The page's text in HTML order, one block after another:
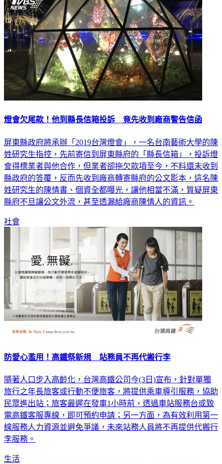
燈會欠尾款！他到縣長信箱投訴 竟先收到廠商警告信函
屏東縣政府將承辦「2019台灣燈會」，一名台南藝術大學的陳
姓研究生指控，先前寄信到屏東縣府的「縣長信箱」，投訴燈
會得標業者與他合作，但業者卻拖欠款項至今，不料還未收到
縣政府的答覆，反而先收到廠商轉寄縣府的公文影本，這名陳
姓研究生的陳情書、個資全都曝光，讓他相當不滿，質疑屏東
縣府不旦讓公文外流，甚至透漏給廠商陳情人的資訊。
社會
防愛心濫用！高鐵祭新規 站務員不再代搬行李
隨著人口步入高齡化，台灣高鐵公司今(3日)宣布，針對單獨
旅行之年長旅客或行動不便旅客，將提供乘車導引服務，協助
民眾進出站；旅客最遲在發車1小時前，透過車站服務台或致
電高鐵客服專線，即可預約申請；另一方面，為有效利用第一
線服務人力資源並避免爭議，未來站務人員將不再提供代搬行
李服務。
生活